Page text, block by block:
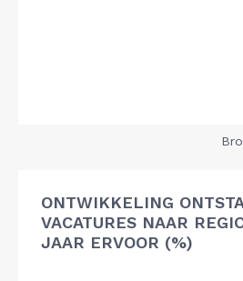
ONTWIKKELING
VACATURES NAAR
JAAR ERVOOR (%)